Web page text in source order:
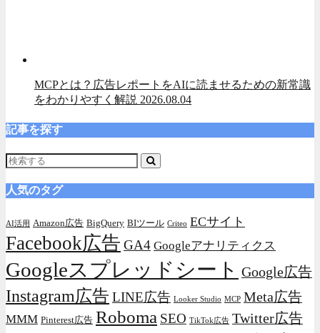
MCPとは？広告レポートをAIに読ませるための新常識
をわかりやすく解説 2026.08.04
記事を探す
人気のタグ
AI活用 Amazon広告 BigQuery BIツール Criteo ECサイト
Facebook広告 GA4 Googleアナリティクス
Googleスプレッドシート Google広告
Instagram広告 LINE広告 Looker Studio MCP Meta広告
MMM Pinterest広告 Roboma SEO TikTok広告 Twitter広告